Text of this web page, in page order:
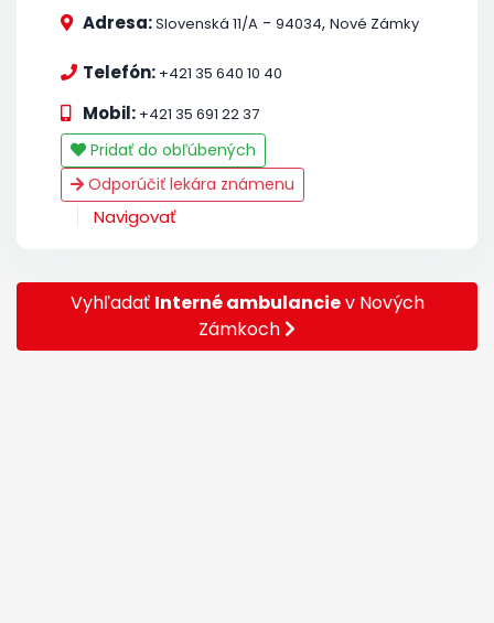
Adresa:Slovenská 11/A - 94034, Nové Zámky
Telefón: +421 35 640 10 40
Mobil: +421 35 691 22 37
Pridať do obľúbených
Odporúčiť lekára známenu
Navigovať
Vyhľadať Interné ambulanciev Nových
Zámkoch